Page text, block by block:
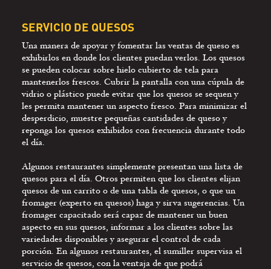
SERVICIO DE QUESOS
Una manera de apoyar y fomentar las ventas de queso es
exhibirlos en donde los clientes puedan verlos. Los quesos
se pueden colocar sobre hielo cubierto de tela para
mantenerlos frescos. Cubrir la pantalla con una cúpula de
vidrio o plástico puede evitar que los quesos se sequen y
les permita mantener un aspecto fresco. Para minimizar el
desperdicio, muestre pequeñas cantidades de queso y
reponga los quesos exhibidos con frecuencia durante todo
el día.
Algunos restaurantes simplemente presentan una lista de
quesos para el día. Otros permiten que los clientes elijan
quesos de un carrito o de una tabla de quesos, o que un
fromager (experto en quesos) haga y sirva sugerencias. Un
fromager capacitado será capaz de mantener un buen
aspecto en sus quesos, informar a los clientes sobre las
variedades disponibles y asegurar el control de cada
porción. En algunos restaurantes, el sumiller supervisa el
servicio de quesos, con la ventaja de que podrá